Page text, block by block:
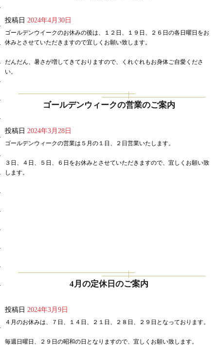
投稿日 2024年4月30日
ゴールデンウイークのお休みの後は、１２日、１９日、２６日の各日曜日をお
休みとさせていただきますので宜しくお願い致します。
だんだん、暑さが増してきておりますので、くれぐれもお身体ご自愛くださ
い。
ゴールデンウィークの営業のご案内
投稿日 2024年3月28日
ゴールデンウィークの営業は５月の１日、２日営業いたします。
３日、４日、５日、６日をお休みとさせていただきますので、宜しくお願い致
します。
4月の定休日のご案内
投稿日 2024年3月9日
４月のお休みは、７日、１４日、２１日、２８日、２９日となっております。
毎週日曜日、２９日の昭和の日となりますので、宜しくお願い致します。